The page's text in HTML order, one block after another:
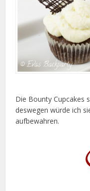
Die Bounty Cupcakes
deswegen würde ich
aufbewahren.